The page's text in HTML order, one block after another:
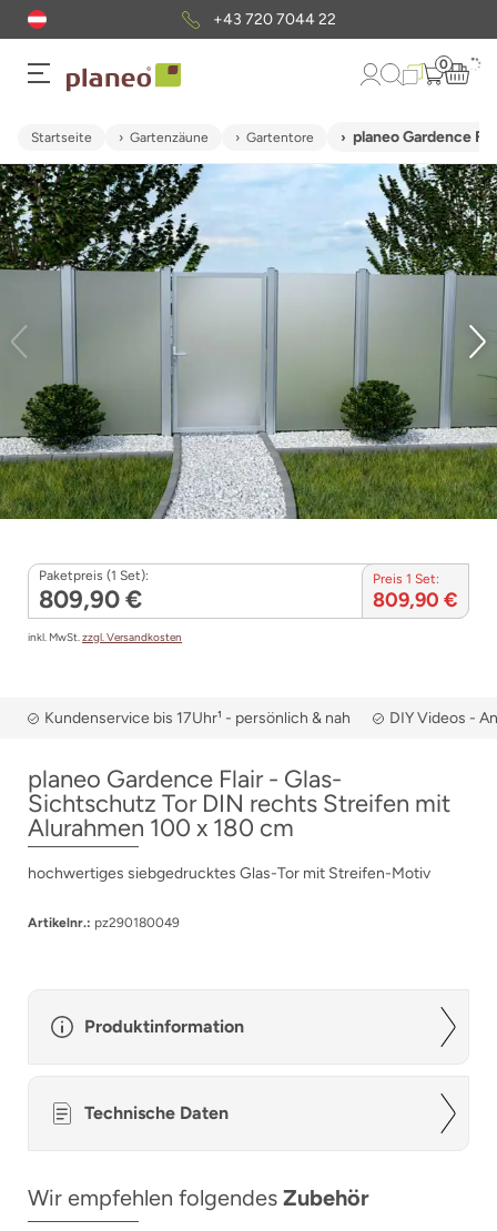
+43 720 7044 22
0
Startseite Gartenzäune Gartentore planeo Gardence
Paketpreis (1 Set):
809,90 €
Preis 1 Set:
809,90 €
inkl. MwSt.zzgl. Versandkosten
Kundenservice bis 17Uhr¹ - persönlich & nah DIY Videos -
planeo Gardence Flair - Glas-
Sichtschutz Tor DIN rechts Streifen mit
Alurahmen 100 x 180 cm
hochwertiges siebgedrucktes Glas-Tor mit Streifen-Motiv
Artikelnr.: pz290180049
Produktinformation
Technische Daten
Wir empfehlen folgendes Zubehör